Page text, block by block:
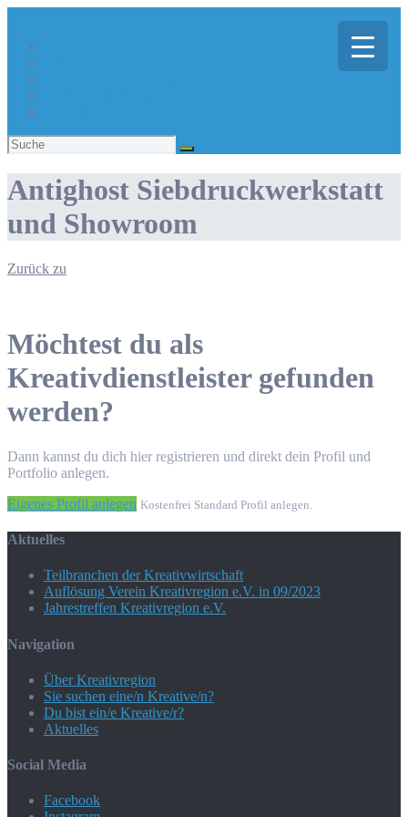
Suchen
nach:
Antighost Siebdruckwerkstatt
und Showroom
Zurück zu
Möchtest du als
Kreativdienstleister gefunden
werden?
Dann kannst du dich hier registrieren und direkt dein Profil und
Portfolio anlegen.
Eigenes Profil anlegen Kostenfrei Standard Profil anlegen.
Aktuelles
Teilbranchen der Kreativwirtschaft
Auflösung Verein Kreativregion e.V. in 09/2023
Jahrestreffen Kreativregion e.V.
Navigation
Über Kreativregion
Sie suchen eine/n Kreative/n?
Du bist ein/e Kreative/r?
Aktuelles
Social Media
Facebook